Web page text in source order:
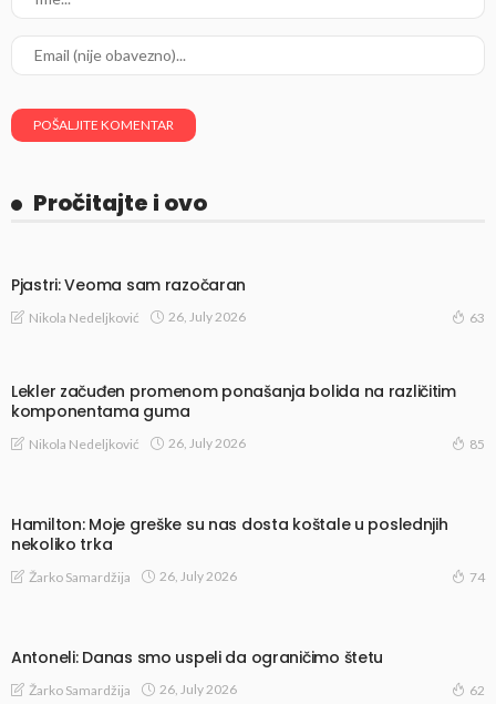
Pročitajte i ovo
Pjastri: Veoma sam razočaran
Nikola Nedeljković 26, July 2026 63
Lekler začuđen promenom ponašanja bolida na različitim
komponentama guma
Nikola Nedeljković 26, July 2026 85
Hamilton: Moje greške su nas dosta koštale u poslednjih
nekoliko trka
Žarko Samardžija 26, July 2026 74
Antoneli: Danas smo uspeli da ograničimo štetu
Žarko Samardžija 26, July 2026 62